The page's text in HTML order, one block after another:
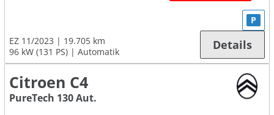
EZ 11/2023
19.705 km
96 kW (131 PS)
Automatik
P
Details
Citroen C4
PureTech 130 Aut.